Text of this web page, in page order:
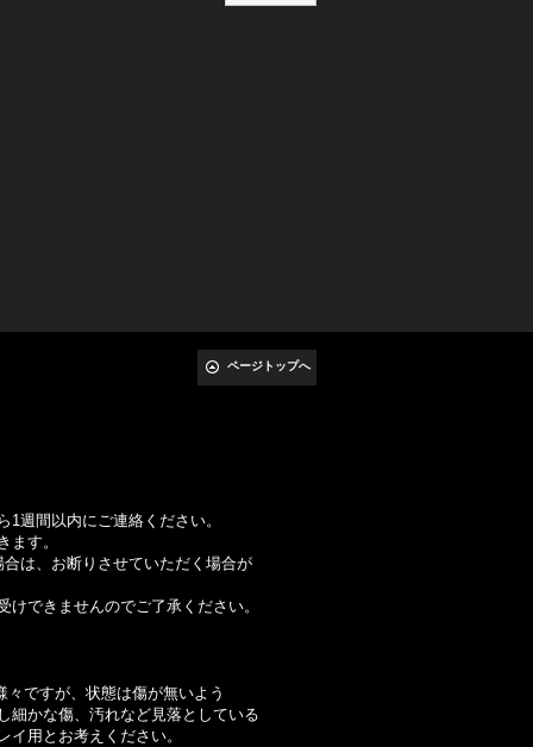
ページトップへ
週間以内にご連絡ください。
す。
、お断りさせていただく場合が
きませんのでご了承ください。
ですが、状態は傷が無いよう
かな傷、汚れなど見落としている
用とお考えください。